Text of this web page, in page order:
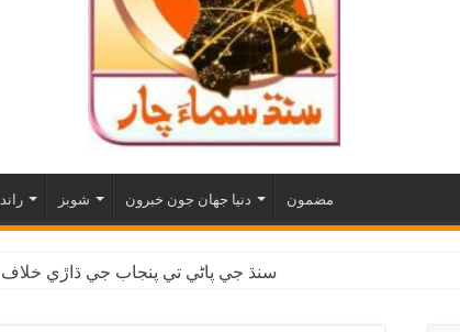
شوبز دنيا جهان جون خبرون مضمون
سنڌ جي پاڻي تي پنجاب جي ڌاڙي خلاف